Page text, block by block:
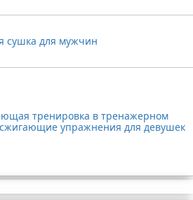
сушка для мужчин
тренировка в тренажерном
упражнения для девушек